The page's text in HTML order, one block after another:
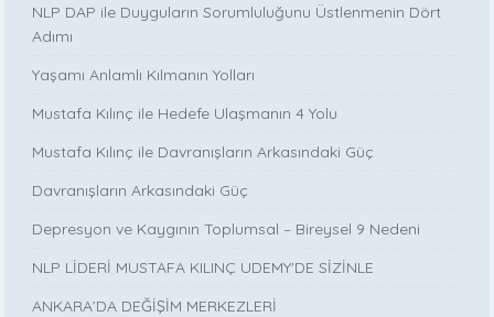
NLP DAP ile Duyguların Sorumluluğunu Üstlenmenin Dört
Adımı
Yaşamı Anlamlı Kılmanın Yolları
Mustafa Kılınç ile Hedefe Ulaşmanın 4 Yolu
Mustafa Kılınç ile Davranışların Arkasındaki Güç
Davranışların Arkasındaki Güç
Depresyon ve Kaygının Toplumsal – Bireysel 9 Nedeni
NLP LİDERİ MUSTAFA KILINÇ UDEMY'DE SİZİNLE
ANKARA’DA DEĞİŞİM MERKEZLERİ